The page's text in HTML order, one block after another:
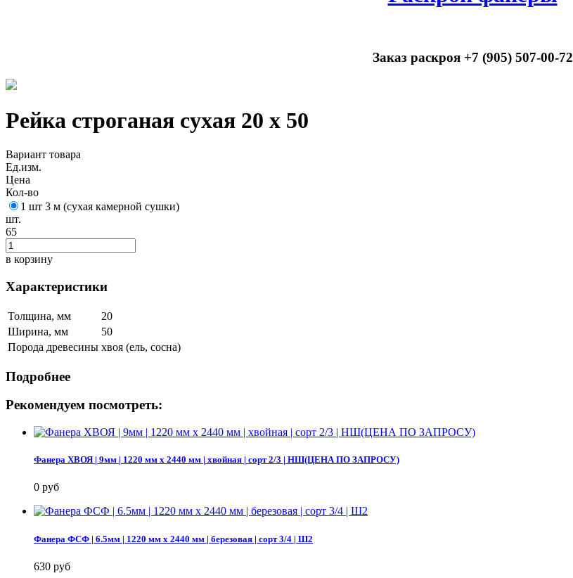
Заказ раскроя +7 (905) 507-00-72
Рейка строганая сухая 20 х 50
Вариант товара
Ед.изм.
Цена
Кол-во
1 шт 3 м (сухая камерной сушки)
шт.
65
в корзину
Характеристики
Толщина, мм
20
Ширина, мм
50
Порода древесины хвоя (ель, сосна)
Подробнее
Рекомендуем посмотреть:
Фанера ХВОЯ | 9мм | 1220 мм х 2440 мм | хвойная | сорт 2/3 | НШ(ЦЕНА ПО ЗАПРОСУ)
0 руб
Фанера ФСФ | 6.5мм | 1220 мм х 2440 мм | березовая | сорт 3/4 | Ш2
630 руб